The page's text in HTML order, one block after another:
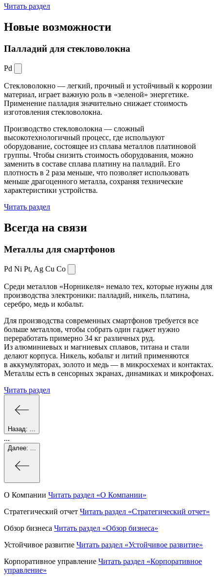
Читать раздел
Новые возможности
Палладий для стекловолокна
Pd
Стекловолокно — легкий, прочный и устойчивый к коррозии
материал, играет важную роль в «зеленой» энергетике.
Применение палладия значительно снижает стоимость
изготовления стекловолокна.
Производство стекловолокна — сложный
высокотехнологичный процесс, где используют
оборудование, состоящее из сплава металлов платиновой
группы. Чтобы снизить стоимость оборудования, можно
заменить в составе сплава платину на палладий. Его
плотность в 2 раза меньше, что позволяет использовать
меньше драгоценного металла, сохраняя технические
характеристики устройства.
Читать раздел
Всегда на связи
Металлы для смартфонов
Pd Ni Pt, Ag Cu Co
Среди металлов «Норникеля» немало тех, которые нужны для
производства электроники: палладий, никель, платина,
серебро, медь и кобальт.
Для производства современных смартфонов требуется все
больше металлов, чтобы собрать один гаджет нужно
переработать примерно 34 кг различных руд.
Из алюминиевых и магниевых сплавов, титана и стали
делают корпуса. Никель, кобальт и литий применяются
в аккумуляторах, золото и медь — в микросхемах и контактах.
Металлы есть в сенсорных экранах, динамиках и микрофонах.
Читать раздел
Назад:
...
Далее:
О Компании Читать раздел «О Компании»
Стратегический отчет Читать раздел «Стратегический отчет»
Обзор бизнеса Читать раздел «Обзор бизнеса»
Устойчивое развитие Читать раздел «Устойчивое развитие»
Корпоративное управление Читать раздел «Корпоративное
управление»